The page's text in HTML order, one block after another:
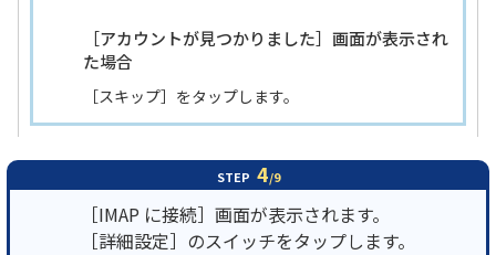
［アカウントが見つかりました］画面が表示され
た場合
［スキップ］をタップします。
STEP 4/9
［IMAP に接続］画面が表示されます。
［詳細設定］のスイッチをタップします。